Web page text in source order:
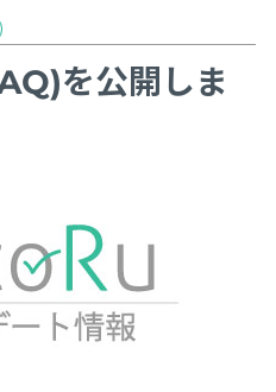
を公開しま